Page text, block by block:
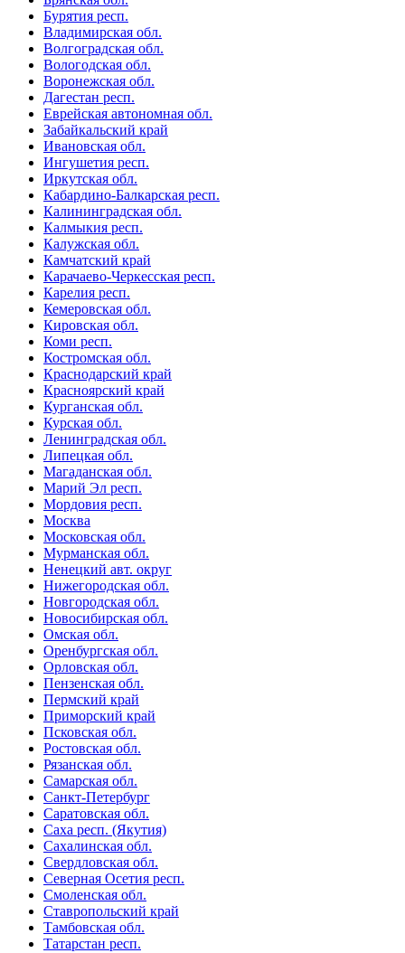
Бурятия респ.
Владимирская обл.
Волгоградская обл.
Вологодская обл.
Воронежская обл.
Дагестан респ.
Еврейская автономная обл.
Забайкальский край
Ивановская обл.
Ингушетия респ.
Иркутская обл.
Кабардино-Балкарская респ.
Калининградская обл.
Калмыкия респ.
Калужская обл.
Камчатский край
Карачаево-Черкесская респ.
Карелия респ.
Кемеровская обл.
Кировская обл.
Коми респ.
Костромская обл.
Краснодарский край
Красноярский край
Курганская обл.
Курская обл.
Ленинградская обл.
Липецкая обл.
Магаданская обл.
Марий Эл респ.
Мордовия респ.
Москва
Московская обл.
Мурманская обл.
Ненецкий авт. округ
Нижегородская обл.
Новгородская обл.
Новосибирская обл.
Омская обл.
Оренбургская обл.
Орловская обл.
Пензенская обл.
Пермский край
Приморский край
Псковская обл.
Ростовская обл.
Рязанская обл.
Самарская обл.
Санкт-Петербург
Саратовская обл.
Саха респ. (Якутия)
Сахалинская обл.
Свердловская обл.
Северная Осетия респ.
Смоленская обл.
Ставропольский край
Тамбовская обл.
Татарстан респ.